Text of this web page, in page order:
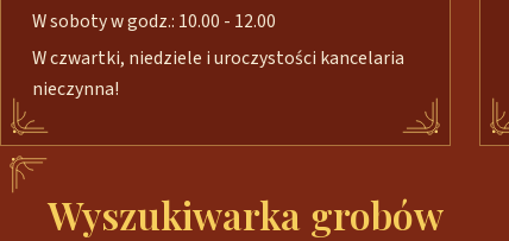
W soboty w godz.: 10.00 - 12.00
W czwartki, niedziele i uroczystości kancelaria
nieczynna!
Wyszukiwarka grobów